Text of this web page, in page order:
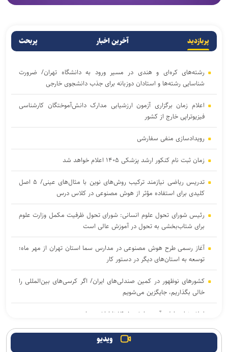
پربازدید آخرین اخبار پربحث
رشته‌های کره‌ای و هندی در مسیر ورود به دانشگاه تهران/ ضرورت
شناسایی رشته‌ها و استادان دوزبانه برای جذب دانشجوی خارجی
اعلام زمان برگزاری آزمون ارزشیابی مدارک دانش‌آموختگان کارشناسی
فیزیوتراپی خارج از کشور
رویدادسازی منفی سفارشی
زمان ثبت نام کنکور ارشد پزشکی ۱۴۰۵ اعلام خواهد شد
تدریس ریاضی نیازمند ترکیب روش‌های نوین با مثال‌های عینی/ ۵ اصل
کلیدی برای استفاده مؤثر از هوش مصنوعی در کلاس درس
رئیس شورای تحول علوم انسانی: شورای تحول ظرفیت مکمل وزارت علوم
برای شتاب‌بخشی به تحول در آموزش عالی است
آغاز رسمی طرح هوش مصنوعی در مدارس سما استان تهران از مهر ماه؛
توسعه به استان‌های دیگر در دستور کار
کشورهای نوظهور در کمین صندلی‌های ایران/ اگر کرسی‌های بین‌المللی را
خالی بگذاریم، جایگزین می‌شویم
اعلام نتایج اولیه آزمون ارشد ۱۴۰۵ تا اواخر مرداد
پیشنهاد جهاد دانشگاهی برای تشکیل «شبکه ملی همکاری» در مدیریت
ویدیو